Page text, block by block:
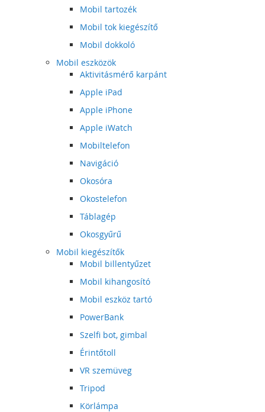
Mobil tartozék
Mobil tok kiegészítő
Mobil dokkoló
Mobil eszközök
Aktivitásmérő karpánt
Apple iPad
Apple iPhone
Apple iWatch
Mobiltelefon
Navigáció
Okosóra
Okostelefon
Táblagép
Okosgyűrű
Mobil kiegészítők
Mobil billentyűzet
Mobil kihangosító
Mobil eszköz tartó
PowerBank
Szelfi bot, gimbal
Érintőtoll
VR szemüveg
Tripod
Körlámpa